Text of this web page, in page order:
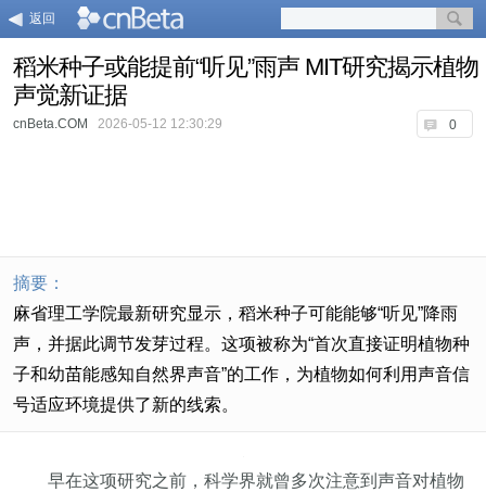
返回
稻米种子或能提前“听见”雨声 MIT研究揭示植物
声觉新证据
0
cnBeta.COM 2026-05-12 12:30:29
摘要：
麻省理工学院最新研究显示，稻米种子可能能够“听见”降雨
声，并据此调节发芽过程。这项被称为“首次直接证明植物种
子和幼苗能感知自然界声音”的工作，为植物如何利用声音信
号适应环境提供了新的线索。
早在这项研究之前，科学界就曾多次注意到声音对植物